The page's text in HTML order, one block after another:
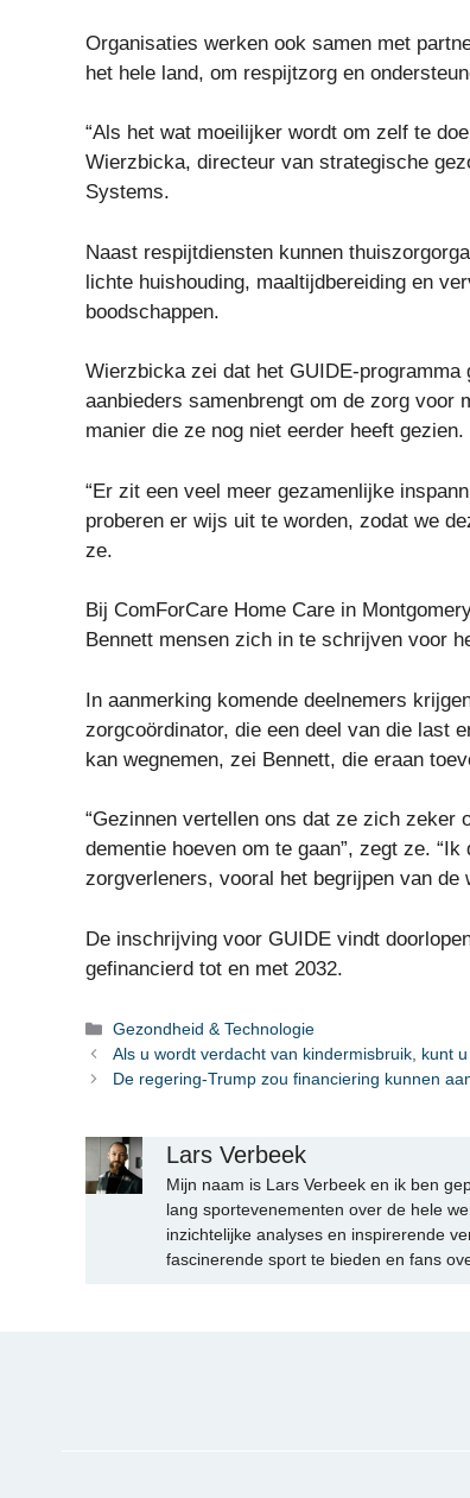
Organisaties werken ook samen met
het hele land, om respijtzorg en
“Als het wat moeilijker wordt om zelf te
Wierzbicka, directeur van strategische
Systems.
Naast respijtdiensten kunnen
lichte huishouding, maaltijdbereiding en
boodschappen.
Wierzbicka zei dat het GUIDE-
aanbieders samenbrengt om de zorg voor
manier die ze nog niet eerder heeft gezien.
“Er zit een veel meer gezamenlijke
proberen er wijs uit te worden, zodat we
ze.
Bij ComForCare Home Care in
Bennett mensen zich in te schrijven voor
In aanmerking komende deelnemers
zorgcoördinator, die een deel van die last
kan wegnemen, zei Bennett, die eraan
“Gezinnen vertellen ons dat ze zich zeker
dementie hoeven om te gaan”, zegt ze.
zorgverleners, vooral het begrijpen van de
De inschrijving voor GUIDE vindt
gefinancierd tot en met 2032.
Categorieën
Gezondheid & Technologie
Als u wordt verdacht van kindermisbruik, kunt
De regering-Trump zou financiering kunnen
Lars Verbeek
Mijn naam is Lars Verbeek en ik ben
lang sportevenementen over de hele
inzichtelijke analyses en inspirerende
fascinerende sport te bieden en fans